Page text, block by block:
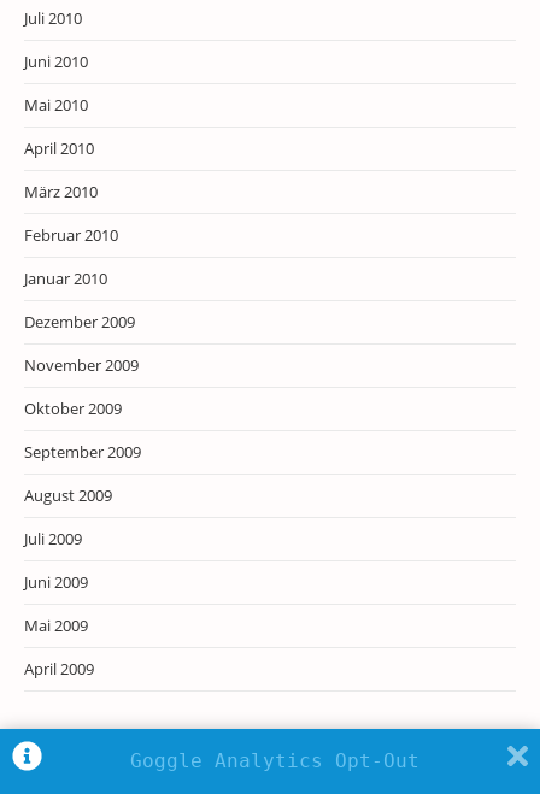
Juli 2010
Juni 2010
Mai 2010
April 2010
März 2010
Februar 2010
Januar 2010
Dezember 2009
November 2009
Oktober 2009
September 2009
August 2009
Juli 2009
Juni 2009
Mai 2009
April 2009
Goggle Analytics Opt-Out